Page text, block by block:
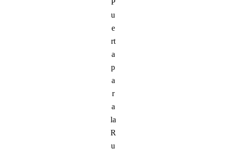
P
u
e
rt
a
p
a
r
a
la
R
u